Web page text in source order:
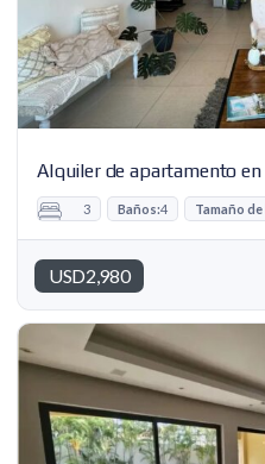
Alquiler de apartamento en
USD2,980
3 Baños:4 Tamaño